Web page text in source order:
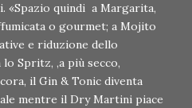
«Spazio quindi a Margarita,
o gourmet; a Mojito
e riduzione dello
Spritz, ,a più secco,
il Gin & Tonic diventa
mentre il Dry Martini piace